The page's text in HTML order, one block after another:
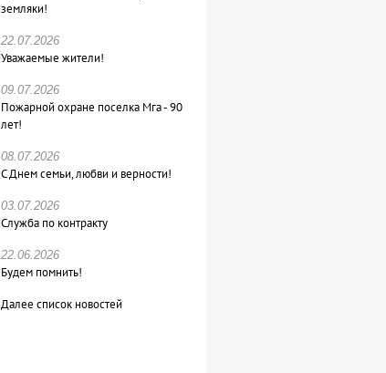
земляки!
22.07.2026
Уважаемые жители!
09.07.2026
Пожарной охране поселка Мга - 90
лет!
08.07.2026
С Днем семьи, любви и верности!
03.07.2026
Служба по контракту
22.06.2026
Будем помнить!
Далее список новостей